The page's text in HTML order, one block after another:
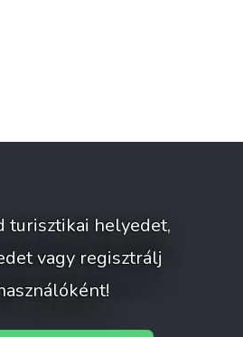
turisztikai helyedet,
vagy regisztrálj